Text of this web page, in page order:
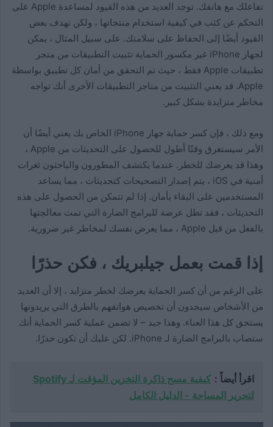
تفاعلك مع هاتفك. توجد العديد من هذه القيود لمساعدة Apple على
التحكم عن كثب في كيفية استخدام منتجاتها ، ولكن تهدف بعض
القيود أيضًا إلى الحفاظ على سلامتك. على سبيل المثال ، يمكن
لجهاز iPhone غير مكسور الحماية تثبيت التطبيقات من متجر
تطبيقات Apple فقط ، حيث تم التحقق من أمان كل تطبيق بواسطة
Apple. قد يعني التثبيت من متاجر التطبيقات الأخرى أنك تواجه
مخاطر متزايدة بشكل كبير.
ومع ذلك ، فإن كسر حماية جهاز iPhone الخاص بك يعني أيضًا أن
الأمر سيستغرق وقتًا أطول للحصول على التحديثات من Apple ،
وهذا قد يعرضك للخطر. عندما يكتشف المطورون والباحثون ثغرات
أمنية في iOS ، يتم إصدار التصحيحات كتحديثات ، مما يساعد
المستخدمين على البقاء بأمان. إذا لم تتمكن من الحصول على هذه
التحديثات ، فقد تظل عرضة للبرامج الضارة التي تمت معالجتها
بالفعل من قبل Apple ، مما يعرض نفسك لمخاطر غير ضرورية.
إذا قمت بعمل جيلبريك ، فكن حذرًا
على الرغم من أن كسر الحماية يعرضك لخطر متزايد ، إلا أن العديد
من الأشخاص سيجدون أن تخصيص هواتفهم بالطرق التي يريدونها
يستحق كل هذا العناء. وهذا جيد – لا تضمن عملية كسر الحماية أنك
ستصاب بالبرامج الضارة لـ iPhone. لكن عليك أن تكون حذرًا.
اقرأ أيضاً :
كيفية مسح ذاكرة التخزين المؤقت لـ Spotify
لتحرير المساحة - الدليل الكامل